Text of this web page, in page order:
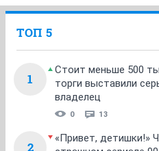
ТОП 5
1
Стоит меньше 500
торги выставили
владелец
0 13
2
«Привет, детишки!»